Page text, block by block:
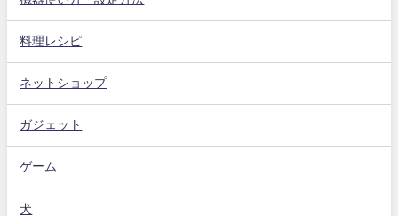
料理レシピ
ネットショップ
ガジェット
ゲーム
犬